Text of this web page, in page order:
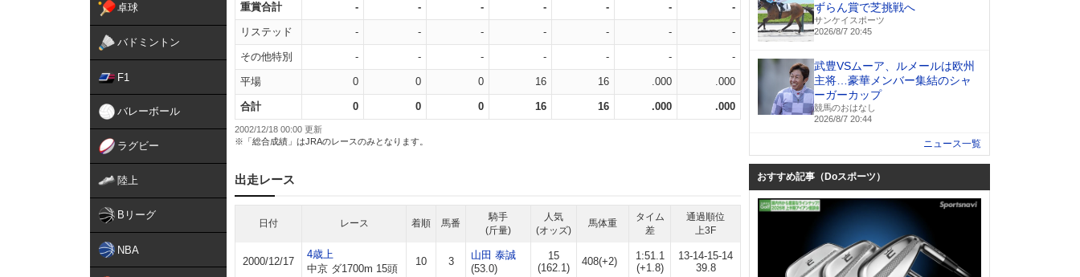
卓球
バドミントン
F1
バレーボール
ラグビー
陸上
Bリーグ
NBA
重賞合計 - - - - - - -
リステッド - - - - - - -
その他特別 - - - - - - -
平場 0 0 0 16 16 .000 .000
合計 0 0 0 16 16 .000 .000
2002/12/18 00:00 更新
※「総合成績」はJRAのレースのみとなります。
出走レース
日付 レース 着順 馬番
騎手
(斤量)
人気
(オッズ)
馬体重
タイム
差
通過順位
上3F
2000/12/17
4歳上
中京 ダ1700m 15頭
10 3
山田 泰誠
(53.0)
15
(162.1)
408(+2)
1:51.1
(+1.8)
13-14-15-14
39.8
ずらん賞で芝挑戦へ
サンケイスポーツ
2026/8/7 20:45
武豊VSムーア、ルメールは欧州
主将…豪華メンバー集結のシャ
ーガーカップ
競馬のおはなし
2026/8/7 20:44
ニュース一覧
おすすめ記事（Doスポーツ）